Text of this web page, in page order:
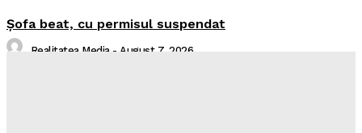
Şofa beat, cu permisul suspendat
Realitatea Media - August 7, 2026